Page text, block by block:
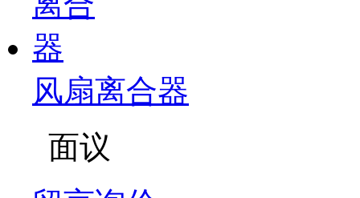
风扇离合器
面议